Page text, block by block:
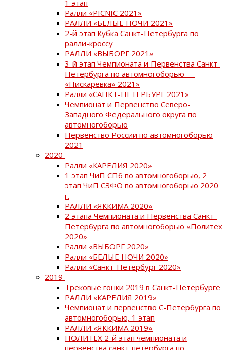
1 этап
Ралли «PICNIC 2021»
РАЛЛИ «БЕЛЫЕ НОЧИ 2021»
2-й этап Кубка Санкт-Петербурга по
ралли-кроссу
РАЛЛИ «ВЫБОРГ 2021»
3-й этап Чемпионата и Первенства Санкт-
Петербурга по автомногоборью —
«Пискаревка» 2021»
Ралли «САНКТ-ПЕТЕРБУРГ 2021»
Чемпионат и Первенство Северо-
Западного Федерального округа по
автомногоборью
Первенство России по автомногоборью
2021
2020
Ралли «КАРЕЛИЯ 2020»
1 этап ЧиП СПб по автомногоборью, 2
этап ЧиП СЗФО по автомногоборью 2020
г.
РАЛЛИ «ЯККИМА 2020»
2 этапа Чемпионата и Первенства Санкт-
Петербурга по автомногоборью «Политех
2020»
Ралли «ВЫБОРГ 2020»
Ралли «БЕЛЫЕ НОЧИ 2020»
Ралли «Санкт-Петербург 2020»
2019
Трековые гонки 2019 в Санкт-Петербурге
РАЛЛИ «КАРЕЛИЯ 2019»
Чемпионат и первенство С-Петербурга по
автомногоборью, 1 этап
РАЛЛИ «ЯККИМА 2019»
ПОЛИТЕХ 2-й этап чемпионата и
первенства санкт-петербурга по